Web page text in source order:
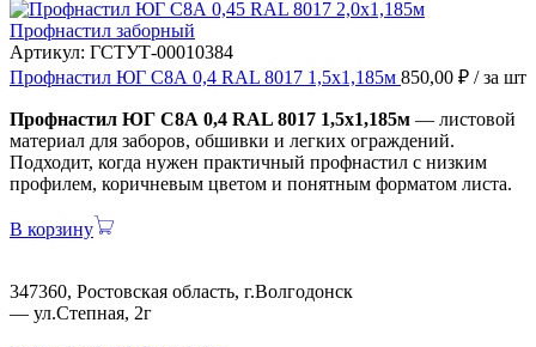
Профнастил заборный
Артикул: ГСТУТ-00010384
Профнастил ЮГ С8А 0,4 RAL 8017 1,5х1,185м 850,00 ₽ / за шт
Профнастил ЮГ С8А 0,4 RAL 8017 1,5х1,185м — листовой
материал для заборов, обшивки и легких ограждений.
Подходит, когда нужен практичный профнастил с низким
профилем, коричневым цветом и понятным форматом листа.
В корзину
347360, Ростовская область, г.Волгодонск
— ул.Степная, 2г